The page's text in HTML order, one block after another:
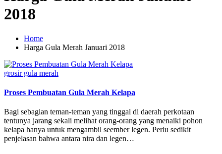
2018
Home
Harga Gula Merah Januari 2018
Posted
grosir gula merah
Proses Pembuatan Gula Merah Kelapa
Bagi sebagian teman-teman yang tinggal di daerah perkotaan
tentunya jarang sekali melihat orang-orang yang menaiki pohon
kelapa hanya untuk mengambil seember legen. Perlu sedikit
penjelasan bahwa antara nira dan legen…